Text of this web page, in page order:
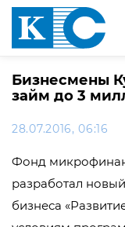
Бизнесмены
займ до 3
28.07.2016, 06:16
Фонд
разработал
бизнеса